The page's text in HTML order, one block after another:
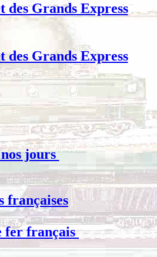
des Grands Express
des Grands Express
jours
françaises
fer français